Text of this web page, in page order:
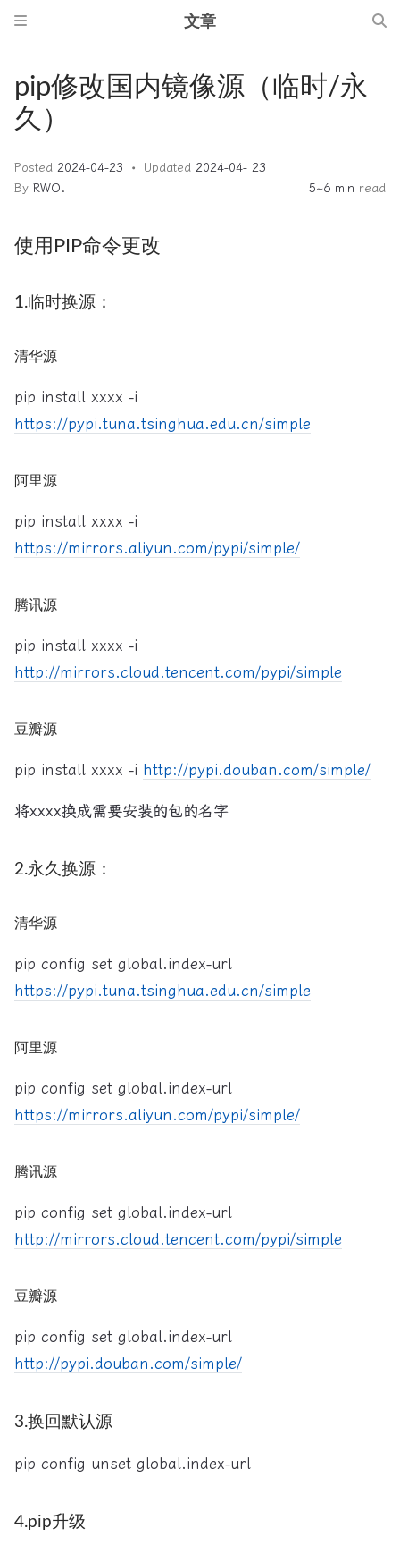
文章
pip修改国内镜像源（临时/永
久）
Posted 2024-04-23 Updated 2024-04- 23
By RWO. 5~6 min read
使用PIP命令更改
1.临时换源：
清华源
pip install xxxx -i
https://pypi.tuna.tsinghua.edu.cn/simple
阿里源
pip install xxxx -i
https://mirrors.aliyun.com/pypi/simple/
腾讯源
pip install xxxx -i
http://mirrors.cloud.tencent.com/pypi/simple
豆瓣源
pip install xxxx -i http://pypi.douban.com/simple/
将xxxx换成需要安装的包的名字
2.永久换源：
清华源
pip config set global.index-url
https://pypi.tuna.tsinghua.edu.cn/simple
阿里源
pip config set global.index-url
https://mirrors.aliyun.com/pypi/simple/
腾讯源
pip config set global.index-url
http://mirrors.cloud.tencent.com/pypi/simple
豆瓣源
pip config set global.index-url
http://pypi.douban.com/simple/
3.换回默认源
pip config unset global.index-url
4.pip升级